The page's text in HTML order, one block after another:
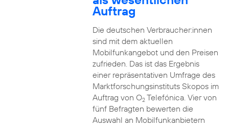
Auftrag
Die deutschen Verbraucher:innen
sind mit dem aktuellen
Mobilfunkangebot und den Preisen
zufrieden. Das ist das Ergebnis
einer repräsentativen Umfrage des
Marktforschungsinstituts Skopos im
Auftrag von O2Telefónica. Vier von
fünf Befragten bewerten die
Auswahl an Mobilfunkanbietern